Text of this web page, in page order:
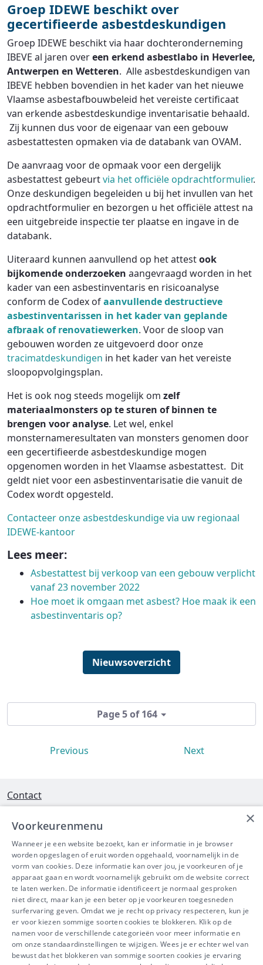
Groep IDEWE beschikt over
gecertifieerde asbestdeskundigen
Groep IDEWE beschikt via haar dochteronderneming
IBEVE al jaren overeen erkend asbestlabo in Heverlee,
Antwerpen en Wetteren. Alle asbestdeskundigen van
IBEVE hebben bovendien in het kader van het nieuwe
Vlaamse asbestafbouwbeleid het vereiste certificaat
van erkende asbestdeskundige inventarisatie behaald.
Zij kunnen dus voor de eigenaar van een gebouw
asbestattesten opmaken via de databank van OVAM.
De aanvraag voor de opmaak voor een dergelijk
asbestattest gebeurtvia het officiële opdrachtformulier.
Onze deskundigen begeleiden u bij het invullen van het
opdrachtformulier en bezorgen u het officiële attest na
een uitgebreide inspectie ter plaatse en ingave in de
databank.
Uiteraard kunnen aanvullend op het attestook
bijkomende onderzoeken aangevraagd worden in het
kader van een asbestinventaris en risicoanalyse
conform de Codex ofaanvullende destructieve
asbestinventarissen in het kader van geplande
afbraak of renovatiewerken. Voor de sloop van
gebouwen worden ze uitgevoerd door onze
tracimatdeskundigen in het kader van het vereiste
sloopopvolgingsplan.
Het is ook nog steeds mogelijk om zelf
materiaalmonsters op te sturen of binnen te
brengen voor analyse. Let wel, enkel
monsternameresultaten van monsters genomen door
een gecertifieerde asbestdeskundige mogen
opgenomen worden in het Vlaamse asbestattest. Dit
geldt niet voor een asbestinventarisatie die vanuit de
Codex wordt opgesteld.
Contacteer onze asbestdeskundige via uw regionaal
IDEWE-kantoor
Lees meer:
Asbestattest bij verkoop van een gebouw verplicht
vanaf 23 november 2022
Hoe moet ik omgaan met asbest? Hoe maak ik een
asbestinventaris op?
Nieuwsoverzicht
Page 5 of 164
Previous Next
Contact
Interleuvenlaan 58 - 3001 Heverlee
Tel 016/390490
info@ibeve.be
Ondernemingsnummer: 0436 612 044
IBEVE maakt deel uit van Groep
IDEWE
×
Voorkeurenmenu
Wanneer je een website bezoekt, kan er informatie in je browser
worden opgeslagen of eruit worden opgehaald, voornamelijk in de
vorm van cookies. Deze informatie kan over jou, je voorkeuren of je
apparaat gaan en wordt voornamelijk gebruikt om de website correct
te laten werken. De informatie identificeert je normaal gesproken
niet direct, maar kan je een beter op je voorkeuren toegesneden
surfervaring geven. Omdat we je recht op privacy respecteren, kun je
er voor kiezen sommige soorten cookies te blokkeren. Klik op de
namen voor de verschillende categorieën voor meer informatie en
om onze standaardinstellingen te wijzigen. Wees je er echter wel van
bewust dat het blokkeren van sommige soorten cookies je ervaring